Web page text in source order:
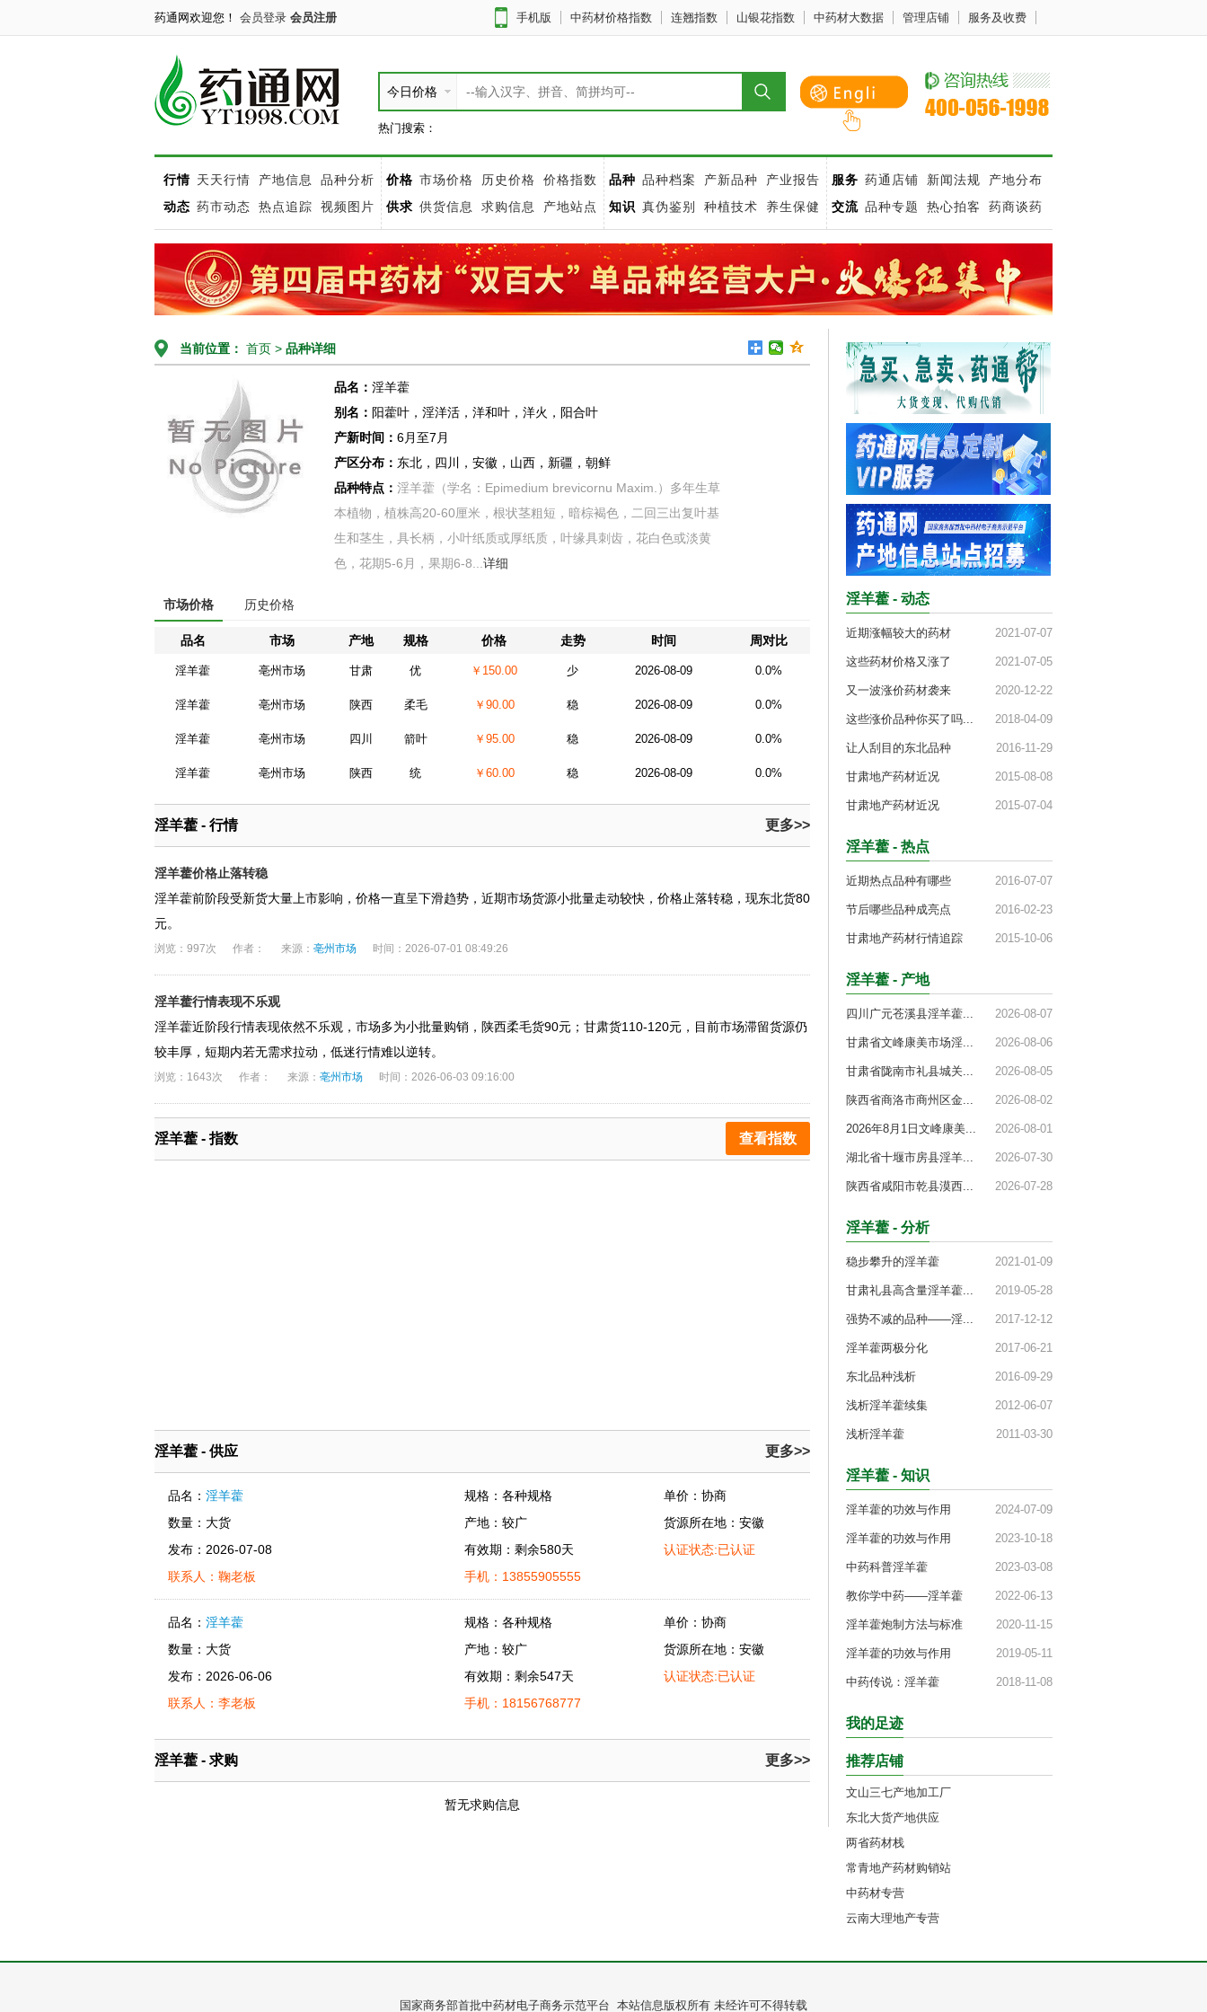
药通网欢迎您！ 会员登录 会员注册 手机版 中药材价格指数 连翘指数 山银花指数 中药材大数据 管理店铺 服务及收费
今日价格
热门搜索：
行情 天天行情 产地信息
品种分析
动态 药市动态 热点追踪 视频图片
价格 市场价格 历史价格
价格指数
供求 供货信息 求购信息 产地站点
品种 品种档案 产新品种
产业报告
知识 真伪鉴别 种植技术 养生保健
服务 药通店铺 新闻法规
产地分布
交流 品种专题 热心拍客 药商谈药
当前位置： 首页 > 品种详细
品名： 淫羊藿
别名： 阳藿叶，淫洋活，洋和叶，洋火，阳合叶
产新时间： 6月至7月
产区分布： 东北，四川，安徽，山西，新疆，朝鲜
品种特点： 淫羊藿（学名：Epimedium brevicornu Maxim.）多年生草
本植物，植株高20-60厘米，根状茎粗短，暗棕褐色，二回三出复叶基
生和茎生，具长柄，小叶纸质或厚纸质，叶缘具刺齿，花白色或淡黄
色，花期5-6月，果期6-8... 详细
市场价格 历史价格
品名 市场 产地 规格 价格 走势 时间 周对比
淫羊藿 亳州市场 甘肃 优 ￥150.00 少 2026-08-09 0.0%
淫羊藿 亳州市场 陕西 柔毛 ￥90.00 稳 2026-08-09 0.0%
淫羊藿 亳州市场 四川 箭叶 ￥95.00 稳 2026-08-09 0.0%
淫羊藿 亳州市场 陕西 统 ￥60.00 稳 2026-08-09 0.0%
淫羊藿 - 行情 更多>>
淫羊藿价格止落转稳
淫羊藿前阶段受新货大量上市影响，价格一直呈下滑趋势，近期市场货源小批量走动较快，价格止落转稳，现东北货80
元。
浏览：997次 作者： 来源： 亳州市场 时间：2026-07-01 08:49:26
淫羊藿行情表现不乐观
淫羊藿近阶段行情表现依然不乐观，市场多为小批量购销，陕西柔毛货90元；甘肃货110-120元，目前市场滞留货源仍
较丰厚，短期内若无需求拉动，低迷行情难以逆转。
浏览：1643次 作者： 来源： 亳州市场 时间：2026-06-03 09:16:00
淫羊藿 - 指数 查看指数
淫羊藿 - 供应 更多>>
品名： 淫羊藿
数量：大货
发布：2026-07-08
联系人：鞠老板
规格：各种规格
产地：较广
有效期：剩余580天
手机：13855905555
单价：协商
货源所在地：安徽
认证状态:已认证
品名： 淫羊藿
数量：大货
发布：2026-06-06
联系人：李老板
规格：各种规格
产地：较广
有效期：剩余547天
手机：18156768777
单价：协商
货源所在地：安徽
认证状态:已认证
淫羊藿 - 求购 更多>>
暂无求购信息
淫羊藿 - 动态
2021-07-07
近期涨幅较大的药材
2021-07-05
这些药材价格又涨了
2020-12-22
又一波涨价药材袭来
2018-04-09
这些涨价品种你买了吗...
2016-11-29
让人刮目的东北品种
2015-08-08
甘肃地产药材近况
2015-07-04
甘肃地产药材近况
淫羊藿 - 热点
2016-07-07
近期热点品种有哪些
2016-02-23
节后哪些品种成亮点
2015-10-06
甘肃地产药材行情追踪
淫羊藿 - 产地
2026-08-07
四川广元苍溪县淫羊藿...
2026-08-06
甘肃省文峰康美市场淫...
2026-08-05
甘肃省陇南市礼县城关...
2026-08-02
陕西省商洛市商州区金...
2026-08-01
2026年8月1日文峰康美...
2026-07-30
湖北省十堰市房县淫羊...
2026-07-28
陕西省咸阳市乾县漠西...
淫羊藿 - 分析
2021-01-09
稳步攀升的淫羊藿
2019-05-28
甘肃礼县高含量淫羊藿...
2017-12-12
强势不减的品种——淫...
2017-06-21
淫羊藿两极分化
2016-09-29
东北品种浅析
2012-06-07
浅析淫羊藿续集
2011-03-30
浅析淫羊藿
淫羊藿 - 知识
2024-07-09
淫羊藿的功效与作用
2023-10-18
淫羊藿的功效与作用
2023-03-08
中药科普淫羊藿
2022-06-13
教你学中药——淫羊藿
2020-11-15
淫羊藿炮制方法与标准
2019-05-11
淫羊藿的功效与作用
2018-11-08
中药传说：淫羊藿
我的足迹
推荐店铺
文山三七产地加工厂
东北大货产地供应
两省药材栈
常青地产药材购销站
中药材专营
云南大理地产专营
国家商务部首批中药材电子商务示范平台 本站信息版权所有 未经许可不得转载